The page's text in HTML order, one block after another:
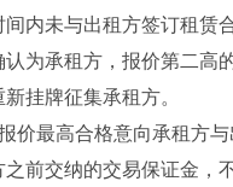
内未与出租方签订租赁
为承租方，报价第二高
挂牌征集承租方。
价最高合格意向承租方
前交纳的交易保证金，